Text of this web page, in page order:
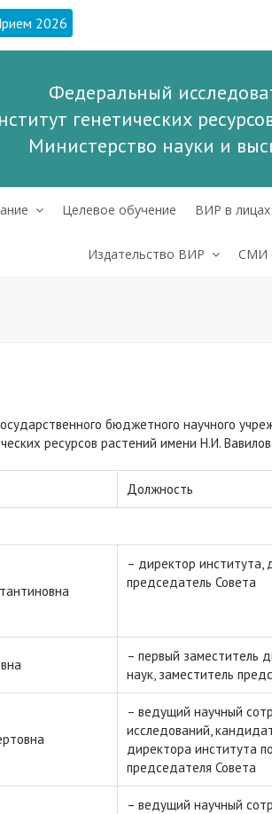
2026
Федеральный
генетических
Министерство науки и
Целевое обучение ВИР в лицах
Издательство ВИР СМИ
бюджетного научного
ресурсов растений имени Н.И.
Должность
– директор института,
председатель Совета
– первый заместитель
наук, заместитель
– ведущий научный
исследований,
директора института
председателя Совета
– ведущий научный